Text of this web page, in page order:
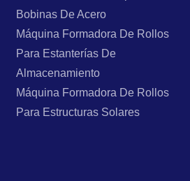
Bobinas De Acero
Máquina Formadora De Rollos
Para Estanterías De
Almacenamiento
Máquina Formadora De Rollos
Para Estructuras Solares